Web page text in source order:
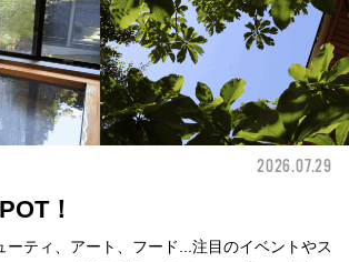
2026.07.29
！
ーティ、アート、フード...注目のイベントやス